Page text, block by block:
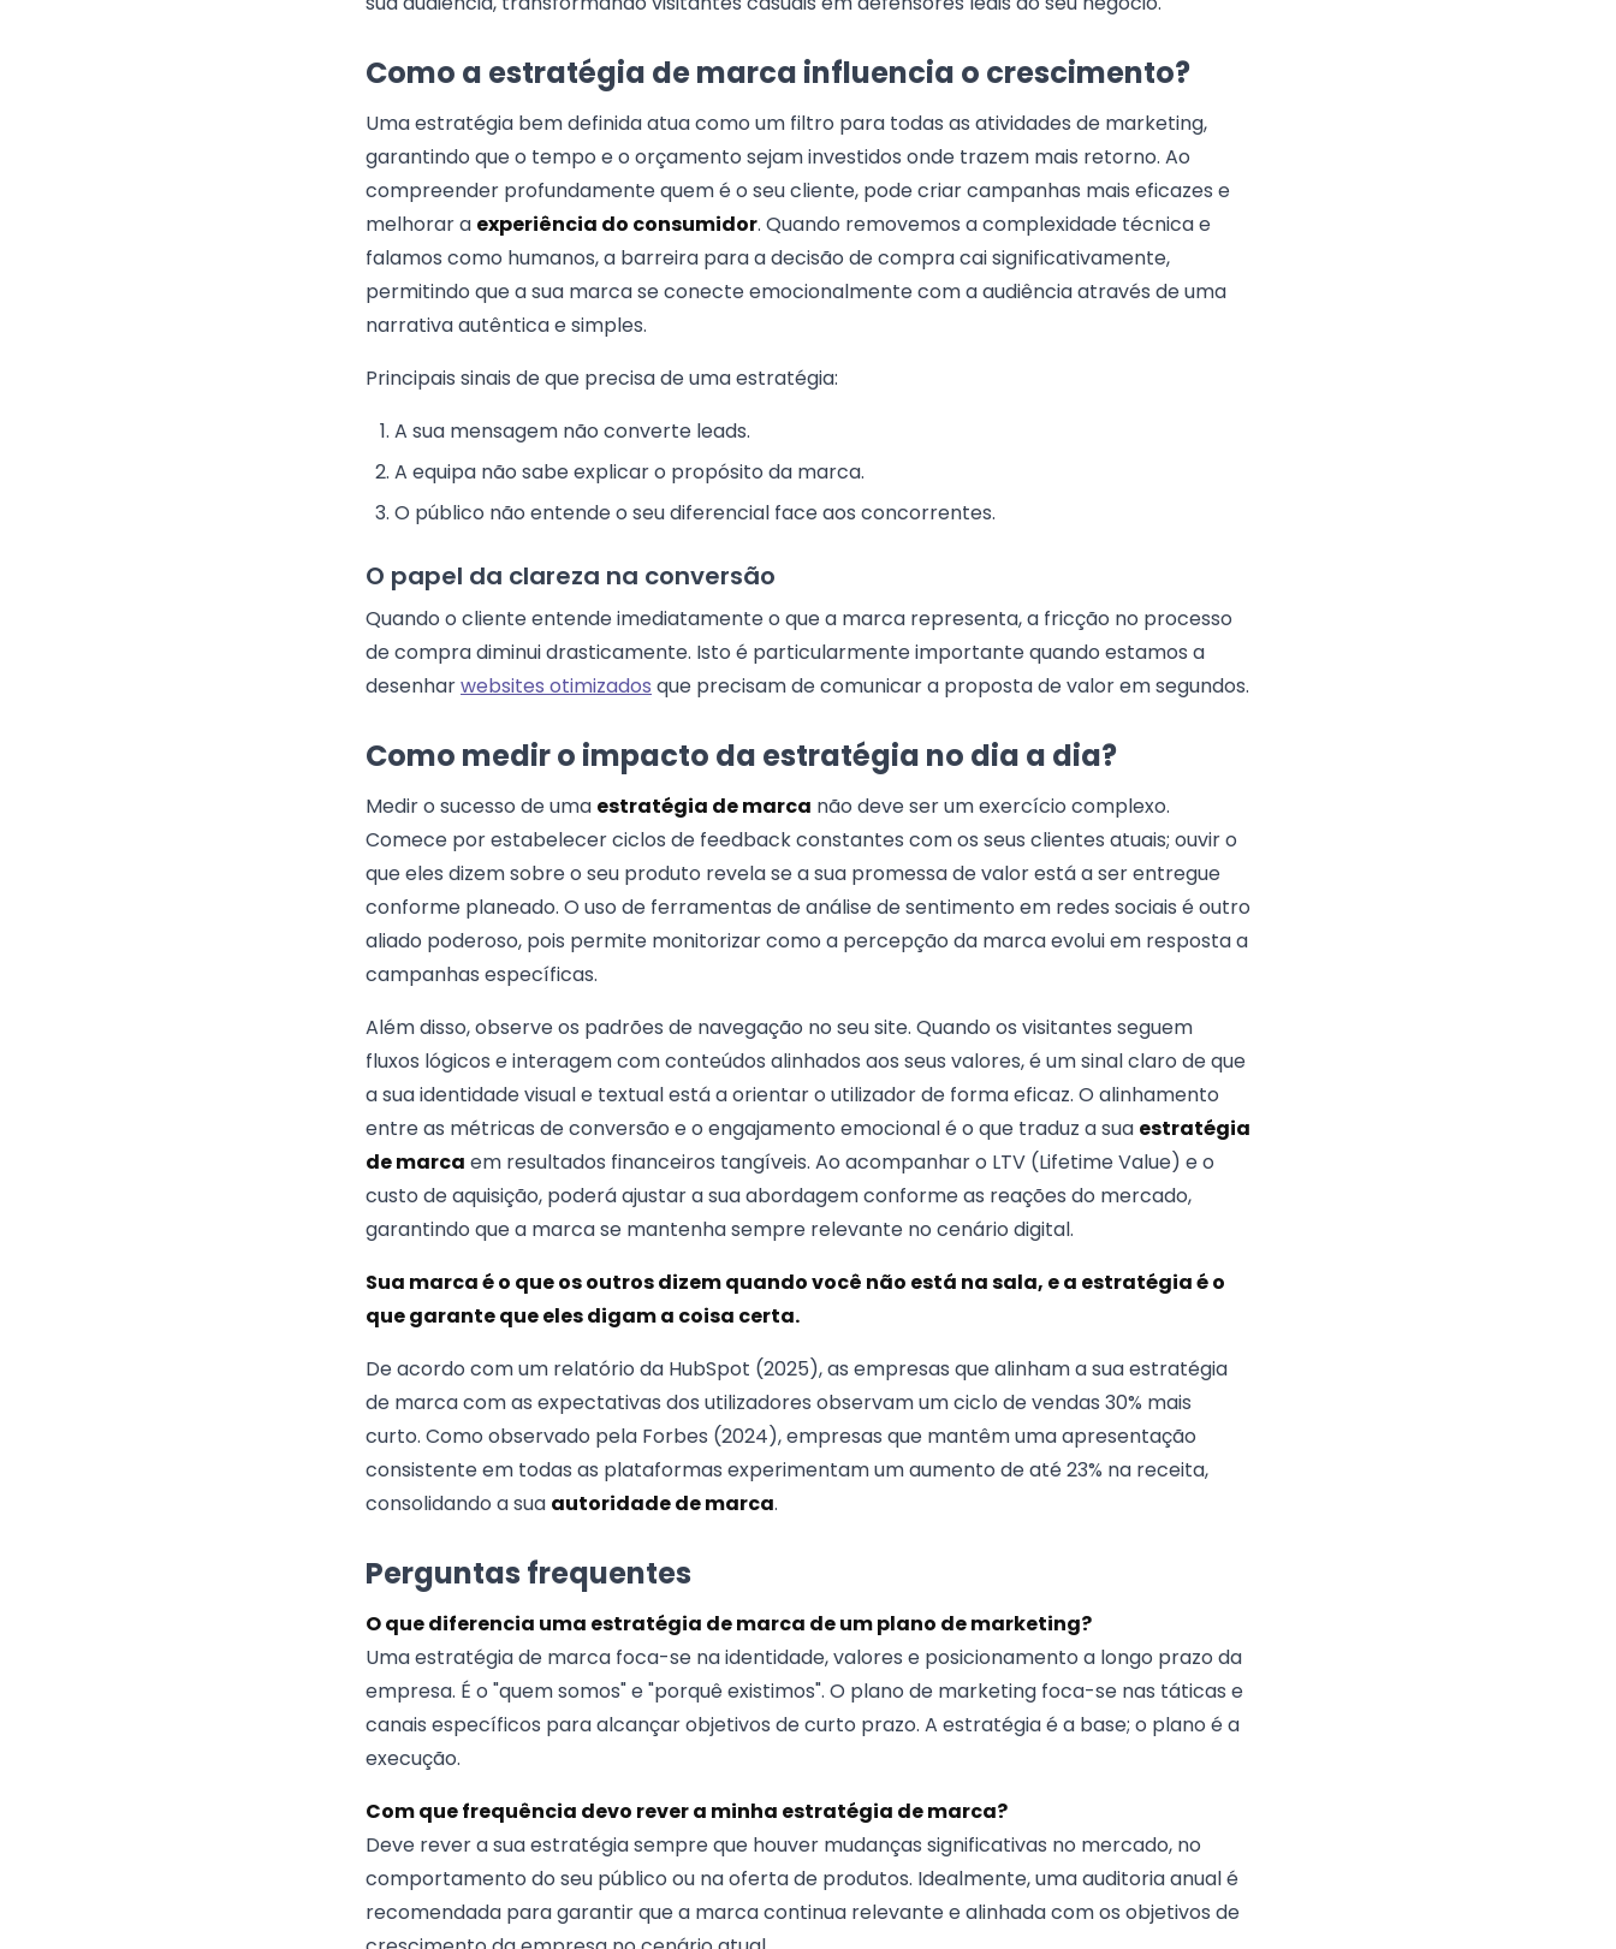
Como a estratégia de marca influencia o crescimento?
Uma estratégia bem definida atua como um filtro para todas as atividades de marketing,
garantindo que o tempo e o orçamento sejam investidos onde trazem mais retorno. Ao
compreender profundamente quem é o seu cliente, pode criar campanhas mais eficazes e
melhorar a experiência do consumidor. Quando removemos a complexidade técnica e
falamos como humanos, a barreira para a decisão de compra cai significativamente,
permitindo que a sua marca se conecte emocionalmente com a audiência através de uma
narrativa autêntica e simples.
Principais sinais de que precisa de uma estratégia:
A sua mensagem não converte leads.
A equipa não sabe explicar o propósito da marca.
O público não entende o seu diferencial face aos concorrentes.
O papel da clareza na conversão
Quando o cliente entende imediatamente o que a marca representa, a fricção no processo
de compra diminui drasticamente. Isto é particularmente importante quando estamos a
desenharwebsites otimizados que precisam de comunicar a proposta de valor em segundos.
Como medir o impacto da estratégia no dia a dia?
Medir o sucesso de uma estratégia de marca não deve ser um exercício complexo.
Comece por estabelecer ciclos de feedback constantes com os seus clientes atuais; ouvir o
que eles dizem sobre o seu produto revela se a sua promessa de valor está a ser entregue
conforme planeado. O uso de ferramentas de análise de sentimento em redes sociais é outro
aliado poderoso, pois permite monitorizar como a percepção da marca evolui em resposta a
campanhas específicas.
Além disso, observe os padrões de navegação no seu site. Quando os visitantes seguem
fluxos lógicos e interagem com conteúdos alinhados aos seus valores, é um sinal claro de que
a sua identidade visual e textual está a orientar o utilizador de forma eficaz. O alinhamento
entre as métricas de conversão e o engajamento emocional é o que traduz a sua estratégia
de marca em resultados financeiros tangíveis. Ao acompanhar o LTV (Lifetime Value) e o
custo de aquisição, poderá ajustar a sua abordagem conforme as reações do mercado,
garantindo que a marca se mantenha sempre relevante no cenário digital.
Sua marca é o que os outros dizem quando você não está na sala, e a estratégia é o
que garante que eles digam a coisa certa.
De acordo com um relatório da HubSpot (2025), as empresas que alinham a sua estratégia
de marca com as expectativas dos utilizadores observam um ciclo de vendas 30% mais
curto. Como observado pela Forbes (2024), empresas que mantêm uma apresentação
consistente em todas as plataformas experimentam um aumento de até 23% na receita,
consolidando a sua autoridade de marca.
Perguntas frequentes
O que diferencia uma estratégia de marca de um plano de marketing?
Uma estratégia de marca foca-se na identidade, valores e posicionamento a longo prazo da
empresa. É o "quem somos" e "porquê existimos". O plano de marketing foca-se nas táticas e
canais específicos para alcançar objetivos de curto prazo. A estratégia é a base; o plano é a
execução.
Com que frequência devo rever a minha estratégia de marca?
Deve rever a sua estratégia sempre que houver mudanças significativas no mercado, no
comportamento do seu público ou na oferta de produtos. Idealmente, uma auditoria anual é
recomendada para garantir que a marca continua relevante e alinhada com os objetivos de